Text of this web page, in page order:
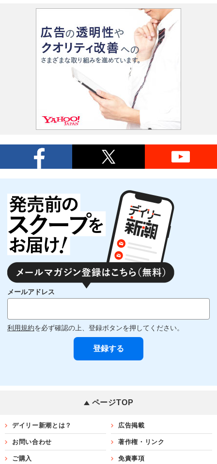
メールアドレス
利用規約を必ず確認の上、登録ボタンを押してください。
ページTOP
デイリー新潮とは？ 広告掲載
お問い合わせ 著作権・リンク
ご購入 免責事項